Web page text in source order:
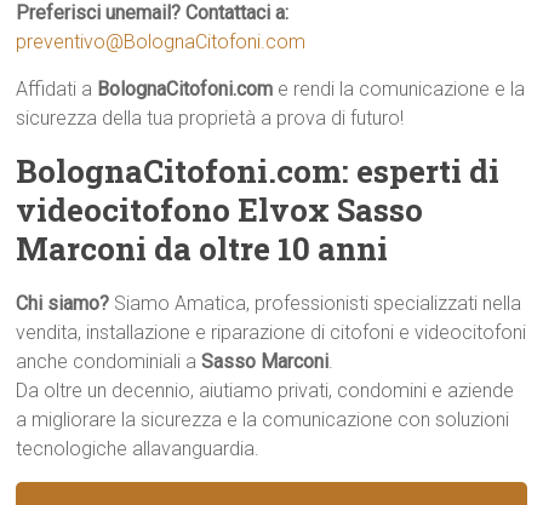
Preferisci unemail? Contattaci a:
preventivo@BolognaCitofoni.com
Affidati a BolognaCitofoni.com e rendi la comunicazione e la
sicurezza della tua proprietà a prova di futuro!
BolognaCitofoni.com: esperti di
videocitofono Elvox Sasso
Marconi da oltre 10 anni
Chi siamo? Siamo Amatica, professionisti specializzati nella
vendita, installazione e riparazione di citofoni e videocitofoni
anche condominiali aSasso Marconi.
Da oltre un decennio, aiutiamo privati, condomini e aziende
a migliorare la sicurezza e la comunicazione con soluzioni
tecnologiche allavanguardia.